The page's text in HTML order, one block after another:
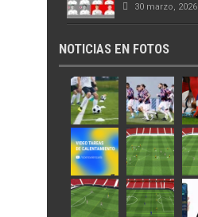
30 marzo, 2026
NOTICIAS EN FOTOS